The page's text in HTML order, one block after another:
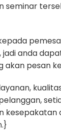
seminar
anda
akan pesan